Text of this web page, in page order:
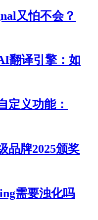
又怕不会？
翻译引擎：如
定义功能：
品牌2025颁奖
需要浊化吗